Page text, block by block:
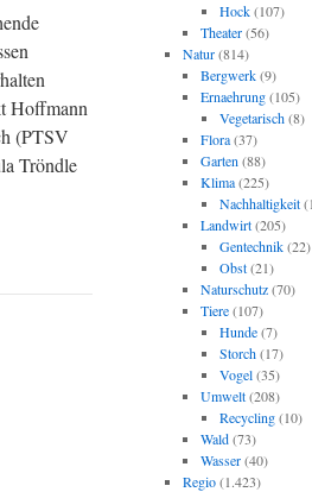
Hoffmann
(PTSV
Tröndle
Hock(107)
Theater(56)
Natur(814)
Bergwerk(9)
Ernaehrung(105)
Vegetarisch(8)
Flora(37)
Garten (88)
Klima(225)
Nachhaltigkeit
Landwirt(205)
Gentechnik(22)
Obst(21)
Naturschutz(70)
Tiere(107)
Hunde(7)
Storch(17)
Vogel(35)
Umwelt(208)
Recycling(10)
Wald(73)
Wasser(40)
Regio(1.423)